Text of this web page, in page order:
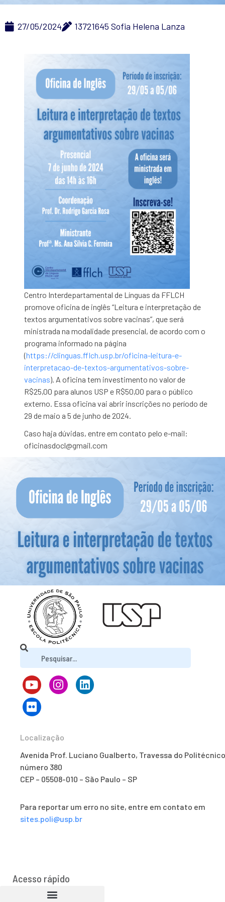
27/05/2024 13721645 Sofia Helena Lanza
Centro Interdepartamental de Línguas da FFLCH
promove oficina de inglês “Leitura e interpretação de
textos argumentativos sobre vacinas”, que será
ministrada na modalidade presencial, de acordo com o
programa informado na página
(https://clinguas.fflch.usp.br/oficina-leitura-e-
interpretacao-de-textos-argumentativos-sobre-
vacinas). A oficina tem investimento no valor de
R$25,00 para alunos USP e R$50,00 para o público
externo. Essa oficina vai abrir inscrições no período de
29 de maio a 5 de junho de 2024.
Caso haja dúvidas, entre em contato pelo e-mail:
oficinasdocl@gmail.com
Localização
Avenida Prof. Luciano Gualberto, Travessa do
número 380
CEP – 05508-010 – São Paulo – SP
Para reportar um erro no site, entre em contato em
sites.poli@usp.br
Acesso rápido